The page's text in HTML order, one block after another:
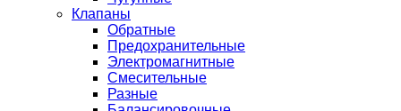
Клапаны
Обратные
Предохранительные
Электромагнитные
Смесительные
Разные